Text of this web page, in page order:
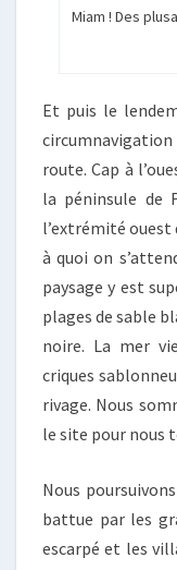
Miam ! Des
Et puis le
route. Cap à
la péninsule de
l’extrémité ouest
à quoi on
paysage y est
plages de sable
noire. La mer
criques
rivage. Nous
le site pour nous
Nous
battue par les
escarpé et les